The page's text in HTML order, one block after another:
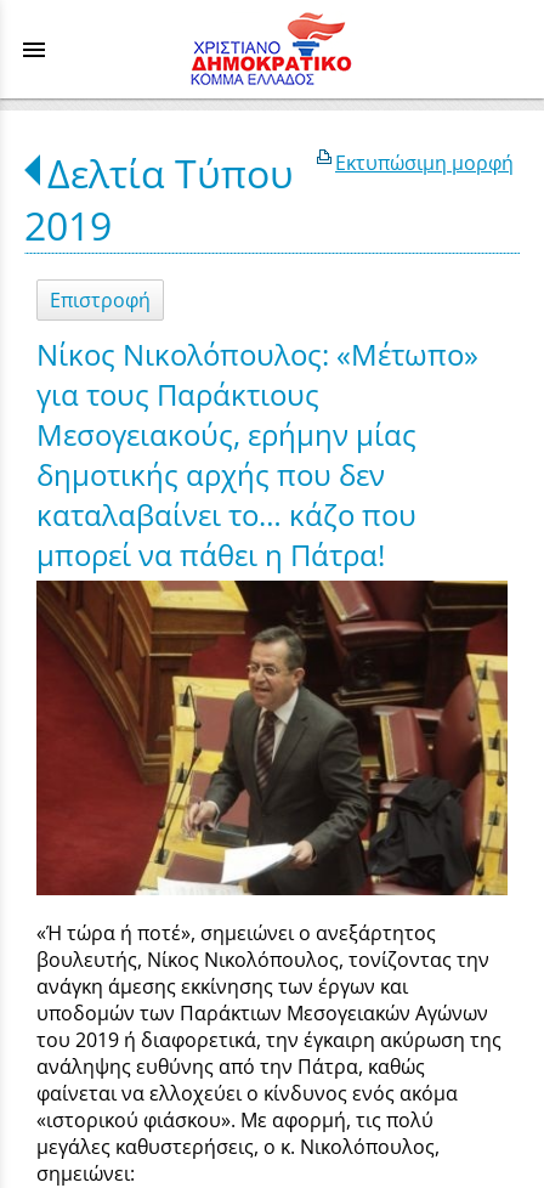
menu
Εκτυπώσιμη μορφή
Δελτία Τύπου
2019
Επιστροφή
Νίκος Νικολόπουλος: «Μέτωπο»
για τους Παράκτιους
Μεσογειακούς, ερήμην μίας
δημοτικής αρχής που δεν
καταλαβαίνει το… κάζο που
μπορεί να πάθει η Πάτρα!
«Ή τώρα ή ποτέ», σημειώνει ο ανεξάρτητος
βουλευτής, Νίκος Νικολόπουλος, τονίζοντας την
ανάγκη άμεσης εκκίνησης των έργων και
υποδομών των Παράκτιων Μεσογειακών Αγώνων
του 2019 ή διαφορετικά, την έγκαιρη ακύρωση της
ανάληψης ευθύνης από την Πάτρα, καθώς
φαίνεται να ελλοχεύει ο κίνδυνος ενός ακόμα
«ιστορικού φιάσκου». Με αφορμή, τις πολύ
μεγάλες καθυστερήσεις, ο κ. Νικολόπουλος,
σημειώνει: